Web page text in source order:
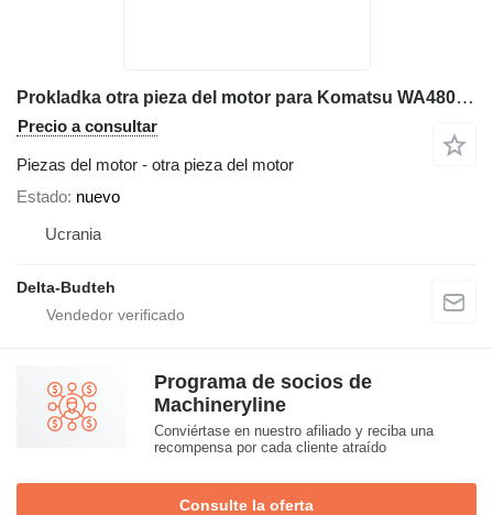
Prokladka otra pieza del motor para Komatsu WA480 cargadora de ruedas
Precio a consultar
Piezas del motor - otra pieza del motor
Estado nuevo
Ucrania
Delta-Budteh
Programa de socios de
Machineryline
Conviértase en nuestro afiliado y reciba una
recompensa por cada cliente atraído
Consulte la oferta